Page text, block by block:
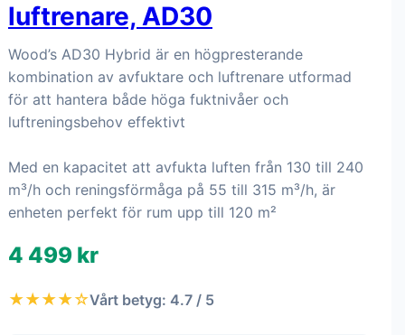
luftrenare, AD30
Wood’s AD30 Hybrid är en högpresterande
kombination av avfuktare och luftrenare utformad
för att hantera både höga fuktnivåer och
luftreningsbehov effektivt
Med en kapacitet att avfukta luften från 130 till 240
m³/h och reningsförmåga på 55 till 315 m³/h, är
enheten perfekt för rum upp till 120 m²
4 499 kr
★★★★☆Vårt betyg: 4.7 / 5